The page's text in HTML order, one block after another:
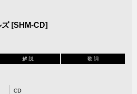
[SHM-CD]
解 説 歌 詞
CD